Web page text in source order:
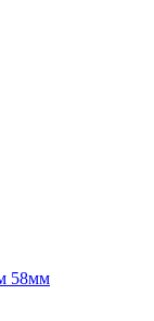
58мм